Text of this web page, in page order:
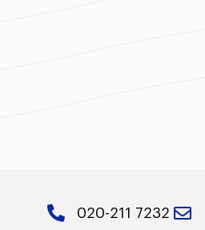
020-211 7232